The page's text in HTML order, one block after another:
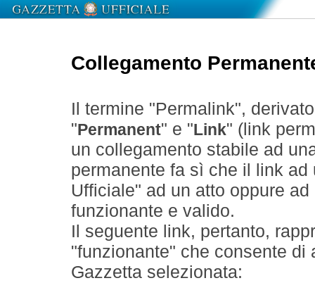
Collegamento
Il termine "Permalink",
" Permanent" e " Link" (link
un collegamento stabile ad
permanente fa sì che il link
Ufficiale" ad un atto oppure
funzionante e valido.
Il seguente link, pertanto,
"funzionante" che consente
Gazzetta selezionata: